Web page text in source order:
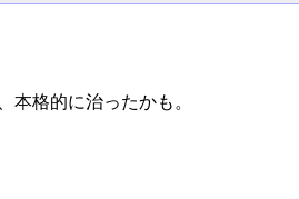
本格的に治ったかも。